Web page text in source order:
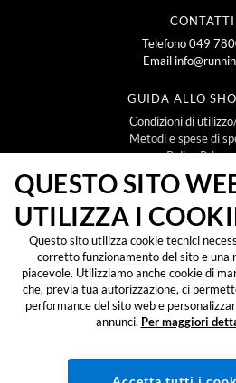
CONTATTI
Telefono049
Email
GUIDA ALLO
Condizioni di
Metodi e spese di
Policy
Policy
Iscrivendomi alla newsletter
visione dell'
informativa
personali secondo il reg. UE
accetto di ricevere
QUESTO SITO
UTILIZZA I
Questo sito utilizza cookie tecnici
corretto funzionamento del sito e una
piacevole. Utilizziamo anche cookie di
che, previa tua autorizzazione, ci
performance del sito web e
annunci. Per maggiori